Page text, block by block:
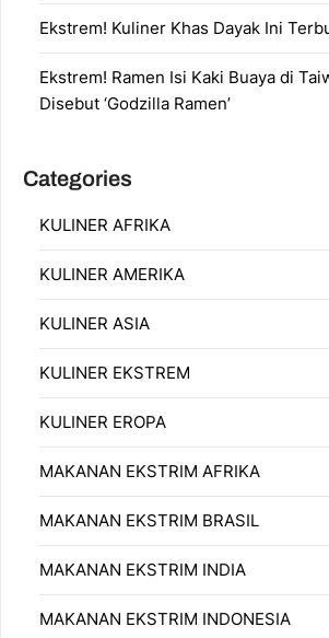
Ekstrem! Kuliner Khas Dayak Ini
Ekstrem! Ramen Isi Kaki Buaya di
Disebut ‘Godzilla Ramen’
Categories
KULINER AFRIKA
KULINER AMERIKA
KULINER ASIA
KULINER EKSTREM
KULINER EROPA
MAKANAN EKSTRIM AFRIKA
MAKANAN EKSTRIM BRASIL
MAKANAN EKSTRIM INDIA
MAKANAN EKSTRIM INDONESIA